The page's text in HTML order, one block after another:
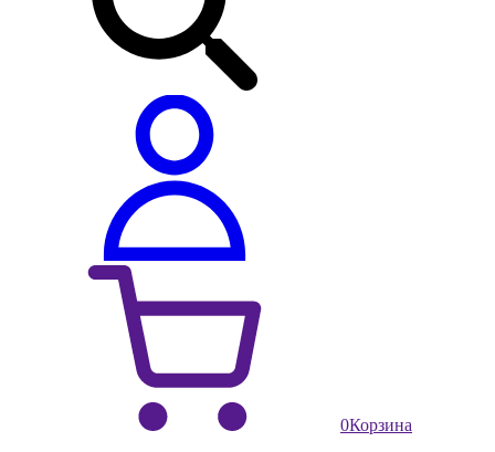
0Корзина